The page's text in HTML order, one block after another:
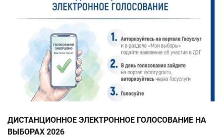
ДИСТАНЦИОННОЕ ЭЛЕКТРОННОЕ ГОЛОСОВАНИЕ НА
ВЫБОРАХ 2026